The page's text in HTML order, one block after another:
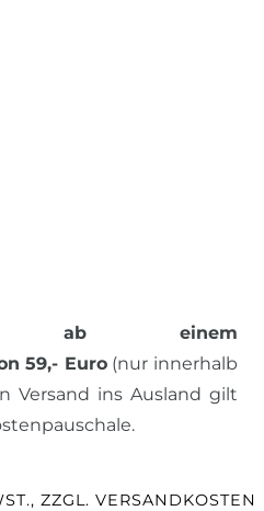
ab einem
59,- Euro(nur innerhalb
Versand ins Ausland gilt
ZZGL. VERSANDKOSTEN